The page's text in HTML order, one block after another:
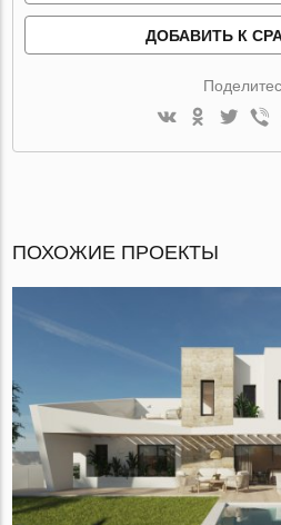
ДОБАВИТЬ К
ПОХОЖИЕ ПРОЕКТЫ